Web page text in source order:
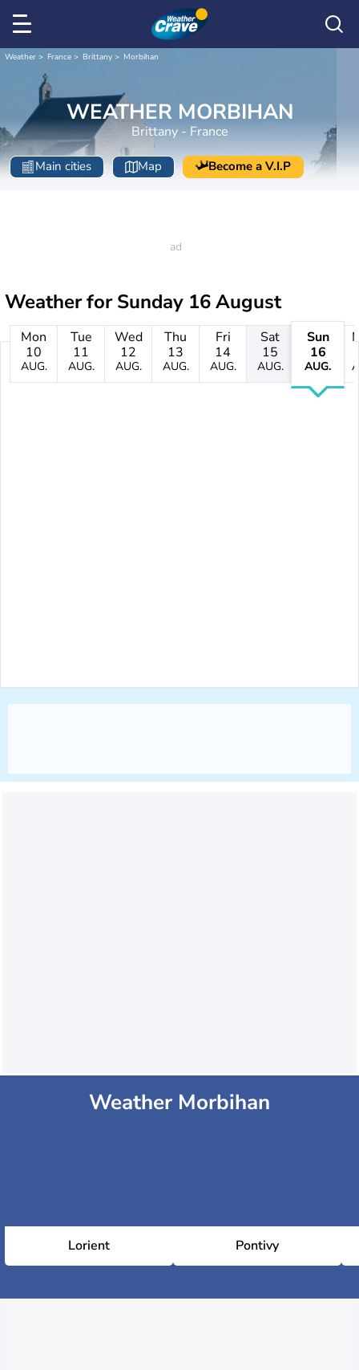
Weather France Brittany Morbihan
WEATHER MORBIHAN
Brittany - France
Main cities Map Become a V.I.P
Weather forSunday 16 August
Mon
10
AUG.
Tue
11
AUG.
Wed
12
AUG.
Thu
13
AUG.
Fri
14
AUG.
Sat
15
AUG.
Sun
16
AUG.
Weather Morbihan
Lorient Pontivy